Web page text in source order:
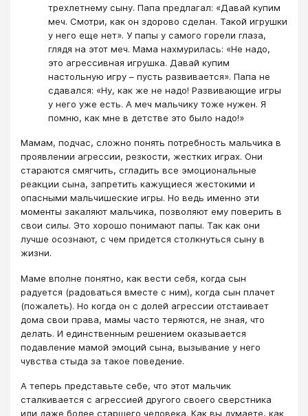
трехлетнему сыну. Папа предлагал: «Давай купим
меч. Смотри, как он здорово сделан. Такой игрушки
у него еще нет». У папы у самого горели глаза,
глядя на этот меч. Мама нахмурилась: «Не надо,
это агрессивная игрушка. Давай купим
настольную игру – пусть развивается». Папа не
сдавался: «Ну, как же не надо! Развивающие игры
у него уже есть. А меч мальчику тоже нужен. Я
помню, как мне в детстве это было надо!»
Мамам, подчас, сложно понять потребность мальчика в
проявлении агрессии, резкости, жестких играх. Они
стараются смягчить, сгладить все эмоциональные
реакции сына, запретить кажущиеся жестокими и
опасными мальчишеские игры. Но ведь именно эти
моменты закаляют мальчика, позволяют ему поверить в
свои силы. Это хорошо понимают папы. Так как они
лучше осознают, с чем придется столкнуться сыну в
жизни.
Маме вполне понятно, как вести себя, когда сын
радуется (радоваться вместе с ним), когда сын плачет
(пожалеть). Но когда он с долей агрессии отстаивает
дома свои права, мамы часто теряются, не зная, что
делать. И единственным решением оказывается
подавление мамой эмоций сына, вызывание у него
чувства стыда за такое поведение.
А теперь представьте себе, что этот мальчик
сталкивается с агрессией другого своего сверстника
или даже более старшего человека. Как вы думаете, как